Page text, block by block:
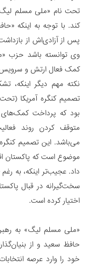
کند. با توجه به اینکه
پس از آزادی‌اش از
وی توانسته باشد حزب
کمک فعال ارتش و سرویس
نکته مهم دیگر اینکه،
تصمیم کنگره آمریکا
بود که پرداخت کمک‌های
متوقف کردن روند
می‌باشد. این تصمیم
موضوع است که پاکستان
داد. عجیب‌تر اینکه، به
سخت‌گیرانه در قبال
اختیار کرده است.
«ملی مسلم لیگ» به
حافظ سعید و از